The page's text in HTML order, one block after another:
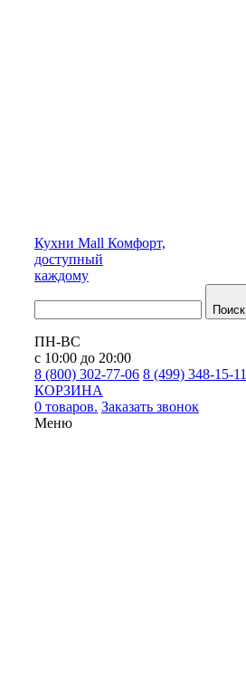
Кухни Mall Комфорт,
доступный
каждому
Поиск
ПН-ВС
с 10:00 до 20:00
8 (800) 302-77-06 8 (499) 348-15-11
КОРЗИНА
0 товаров. Заказать звонок
Меню